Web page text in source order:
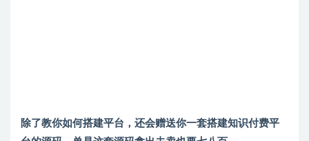
除了教你如何搭建平台，还会赠送你一套搭建知识付费平